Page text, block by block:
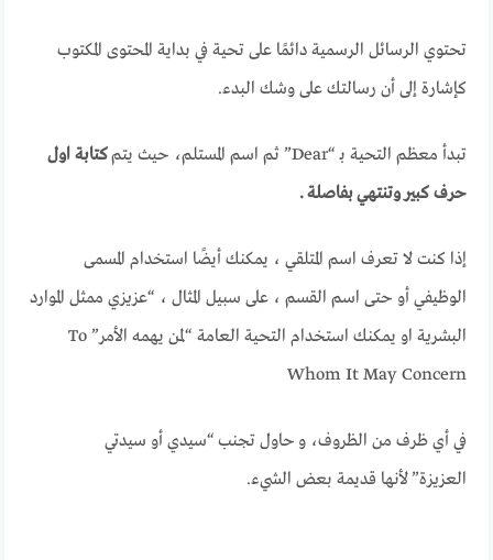
تحتوي الرسائل الرسمية دائمًا على تحية في بداية المحتوى المكتوب
كإشارة إلى أن رسالتك على وشك البدء.
تبدأ معظم التحية بـ “Dear” ثم اسم المستلم، حيث يتم
كتابة اول
حرف كبيروتنتهي بفاصلة.
إذا كنت لا تعرف اسم المتلقي ، يمكنك أيضًا استخدام المسمى
الوظيفي أو حتى اسم القسم ، على سبيل المثال ، “عزيزي ممثل الموارد
البشرية او يمكنك استخدام التحية العامة “لمن يهمه الأمر” To
Whom It May Concern
في أي ظرف من الظروف، و حاول تجنب “سيدي أو سيدتي
العزيزة” لأنها قديمة بعض الشيء.